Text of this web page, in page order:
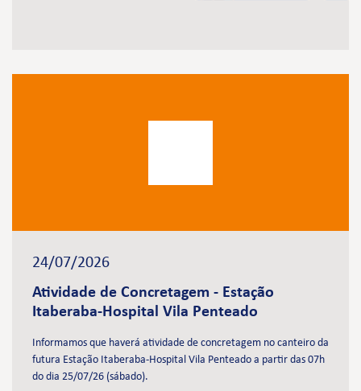
24/07/2026
Atividade de Concretagem - Estação
Itaberaba-Hospital Vila Penteado
Informamos que haverá atividade de concretagem no canteiro da
futura Estação Itaberaba-Hospital Vila Penteado a partir das 07h
do dia 25/07/26 (sábado).